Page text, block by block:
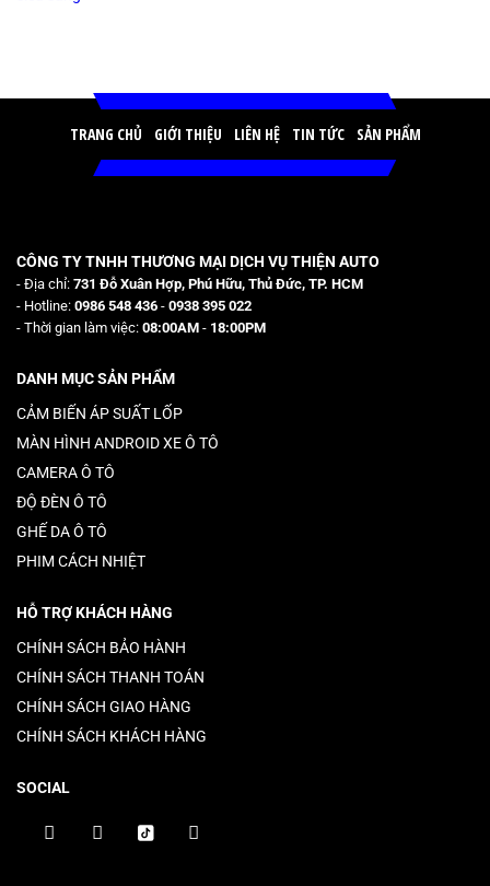
TRANG CHỦ GIỚI THIỆU LIÊN HỆ TIN TỨC SẢN PHẨM
CÔNG TY TNHH THƯƠNG MẠI DỊCH VỤ THIỆN AUTO
- Địa chỉ: 731 Đỗ Xuân Hợp, Phú Hữu, Thủ Đức, TP. HCM
- Hotline: 0986 548 436 - 0938 395 022
- Thời gian làm việc: 08:00AM - 18:00PM
DANH MỤC SẢN PHẨM
CẢM BIẾN ÁP SUẤT LỐP
MÀN HÌNH ANDROID XE Ô TÔ
CAMERA Ô TÔ
ĐỘ ĐÈN Ô TÔ
GHẾ DA Ô TÔ
PHIM CÁCH NHIỆT
HỖ TRỢ KHÁCH HÀNG
CHÍNH SÁCH BẢO HÀNH
CHÍNH SÁCH THANH TOÁN
CHÍNH SÁCH GIAO HÀNG
CHÍNH SÁCH KHÁCH HÀNG
SOCIAL